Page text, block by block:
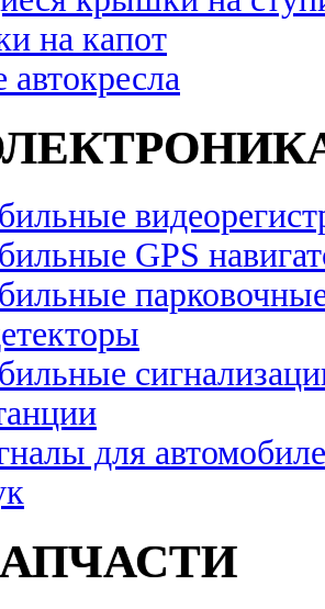
на капот
автокресла
GPS
для